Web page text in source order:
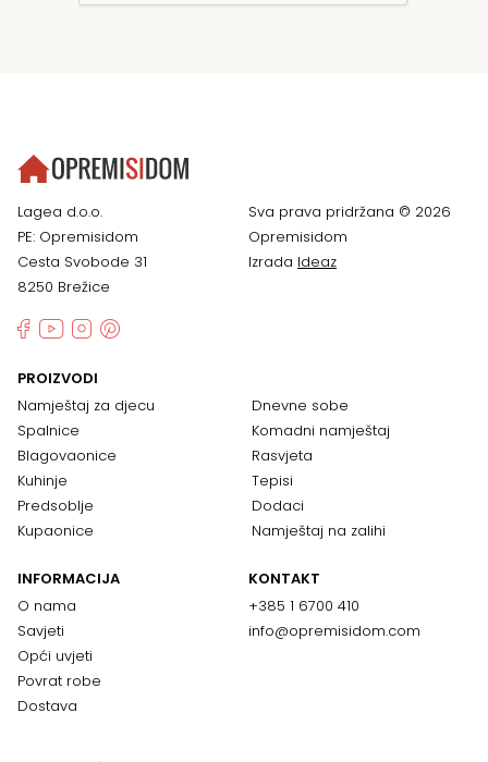
Lagea d.o.o.
PE: Opremisidom
Cesta Svobode 31
8250 Brežice
Sva prava pridržana © 2026
Opremisidom
Izrada Ideaz
PROIZVODI
Namještaj za djecu
Spalnice
Blagovaonice
Kuhinje
Predsoblje
Kupaonice
Dnevne sobe
Komadni namještaj
Rasvjeta
Tepisi
Dodaci
Namještaj na zalihi
INFORMACIJA
O nama
Savjeti
Opći uvjeti
Povrat robe
Dostava
KONTAKT
+385 1 6700 410
info@opremisidom.com